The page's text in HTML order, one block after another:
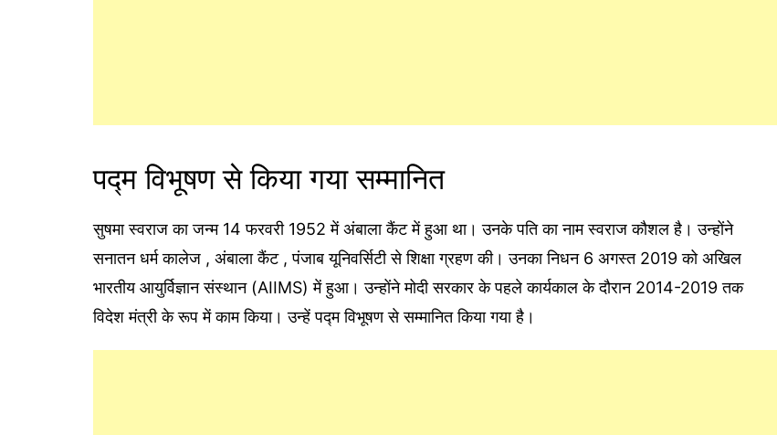
पद्म विभूषण से किया गया सम्मानित
सुषमा स्वराज का जन्म 14 फरवरी 1952 में अंबाला कैंट में हुआ था। उनके पति का नाम स्वराज कौशल है। उन्होंने
सनातन धर्म कालेज , अंबाला कैंट , पंजाब यूनिवर्सिटी से शिक्षा ग्रहण की। उनका निधन 6 अगस्त 2019 को अखिल
भारतीय आयुर्विज्ञान संस्थान (AIIMS) में हुआ। उन्होंने मोदी सरकार के पहले कार्यकाल के दौरान 2014-2019 तक
विदेश मंत्री के रूप में काम किया। उन्हें पद्म विभूषण से सम्मानित किया गया है।